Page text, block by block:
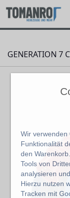
Wir verwenden
Funktionalität
den
Tools von
analysieren
Hierzu nutzen
Tracken mit